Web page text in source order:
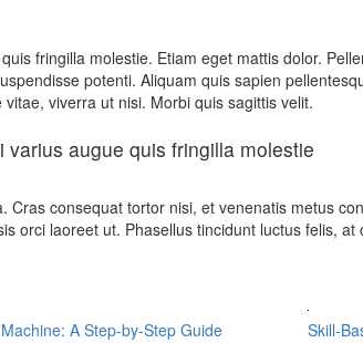
fringilla molestie. Etiam eget mattis dolor.
potenti. Aliquam quis sapien
viverra ut nisi. Morbi quis sagittis velit.
augue quis fringilla molestie
Cras consequat tortor nisi, et venenatis metus
orci laoreet ut. Phasellus tincidunt luctus felis, at
A Step-by-Step Guide
Skill-